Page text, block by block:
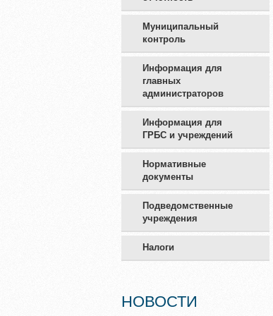
Муниципальный
контроль
Информация для
главных
администраторов
Информация для
ГРБС и учреждений
Нормативные
документы
Подведомственные
учреждения
Налоги
НОВОСТИ